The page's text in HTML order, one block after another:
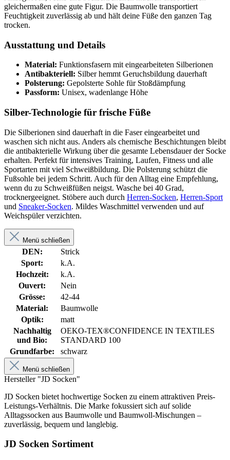
gleichermaßen eine gute Figur. Die Baumwolle transportiert
Feuchtigkeit zuverlässig ab und hält deine Füße den ganzen Tag
trocken.
Ausstattung und Details
Material: Funktionsfasern mit eingearbeiteten Silberionen
Antibakteriell: Silber hemmt Geruchsbildung dauerhaft
Polsterung: Gepolsterte Sohle für Stoßdämpfung
Passform: Unisex, wadenlange Höhe
Silber-Technologie für frische Füße
Die Silberionen sind dauerhaft in die Faser eingearbeitet und
waschen sich nicht aus. Anders als chemische Beschichtungen bleibt
die antibakterielle Wirkung über die gesamte Lebensdauer der Socke
erhalten. Perfekt für intensives Training, Laufen, Fitness und alle
Sportarten mit viel Schweißbildung. Die Polsterung schützt die
Fußsohle bei jedem Schritt. Auch für den Alltag eine Empfehlung,
wenn du zu Schweißfüßen neigst. Wasche bei 40 Grad,
trocknergeeignet. Stöbere auch durch Herren-Socken, Herren-Sport
und Sneaker-Socken. Mildes Waschmittel verwenden und auf
Weichspüler verzichten.
Menü schließen
DEN:
Strick
Sport:
k.A.
Hochzeit:
k.A.
Ouvert:
Nein
Grösse:
42-44
Material:
Baumwolle
Optik:
matt
Nachhaltig
und Bio:
OEKO-TEX®CONFIDENCE IN TEXTILES
STANDARD 100
Grundfarbe:
schwarz
Menü schließen
Hersteller "JD Socken"
JD Socken bietet hochwertige Socken zu einem attraktiven Preis-
Leistungs-Verhältnis. Die Marke fokussiert sich auf solide
Alltagssocken aus Baumwolle und Baumwoll-Mischungen –
zuverlässig, bequem und langlebig.
JD Socken Sortiment